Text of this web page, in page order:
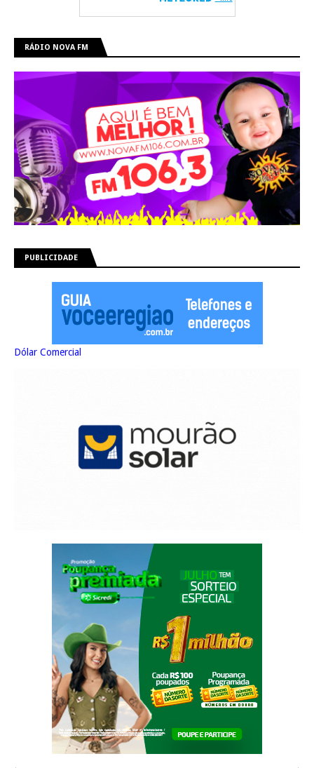
RÁDIO NOVA FM
PUBLICIDADE
Dólar Comercial